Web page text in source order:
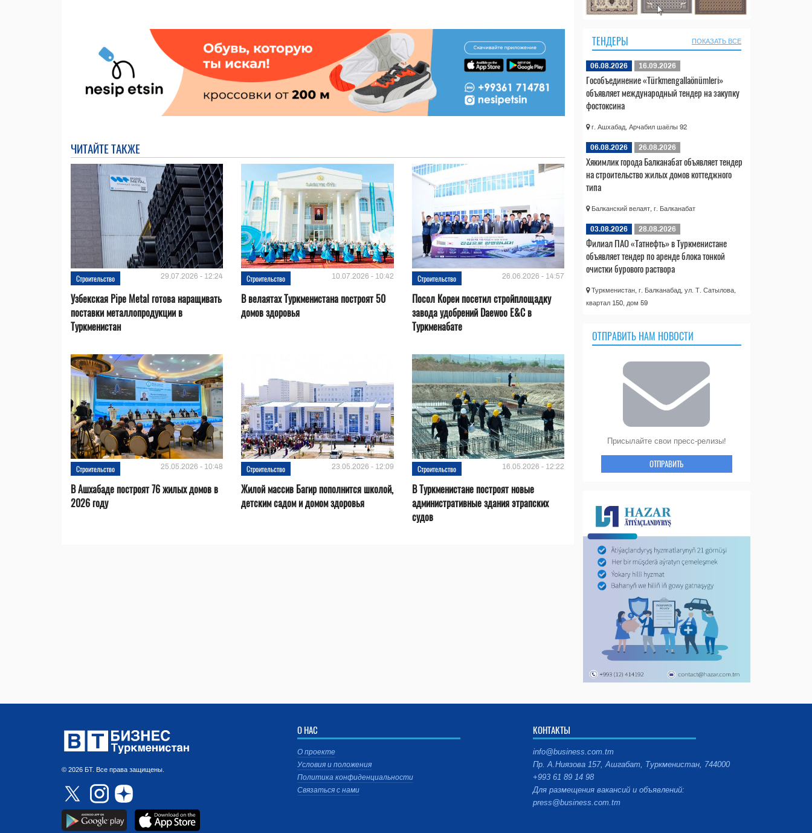
ЧИТАЙТЕ ТАКЖЕ
Строительство 29.07.2026 - 12:24
Узбекская Pipe Metal готова наращивать
поставки металлопродукции в
Туркменистан
Строительство 10.07.2026 - 10:42
В велаятах Туркменистана построят 50
домов здоровья
Строительство 26.06.2026 - 14:57
Посол Кореи посетил стройплощадку
завода удобрений Daewoo E&C в
Туркменабате
Строительство 25.05.2026 - 10:48
В Ашхабаде построят 76 жилых домов в
2026 году
Строительство 23.05.2026 - 12:09
Жилой массив Багир пополнится школой,
детским садом и домом здоровья
Строительство 16.05.2026 - 12:22
В Туркменистане построят новые
административные здания этрапских
судов
ТЕНДЕРЫ ПОКАЗАТЬ ВСЕ
06.08.2026 16.09.2026
Гособъединение «Türkmengallaönümleri»
объявляет международный тендер на закупку
фостоксина
г. Ашхабад, Арчабил шаёлы 92
06.08.2026 26.08.2026
Хякимлик города Балканабат объявляет тендер
на строительство жилых домов коттеджного
типа
Балканский велаят, г. Балканабат
03.08.2026 28.08.2026
Филиал ПАО «Татнефть» в Туркменистане
объявляет тендер по аренде блока тонкой
очистки бурового раствора
Туркменистан, г. Балканабад, ул. Т. Сатылова,
квартал 150, дом 59
ОТПРАВИТЬ НАМ НОВОСТИ
Присылайте свои пресс-релизы!
ОТПРАВИТЬ
© 2026 БТ. Все права защищены.
О НАС
О проекте
Условия и положения
Политика конфиденциальности
Связаться с нами
КОНТАКТЫ
info@business.com.tm
Пр. А.Ниязова 157, Ашгабат, Туркменистан, 744000
+993 61 89 14 98
Для размещения вакансий и объявлений:
press@business.com.tm